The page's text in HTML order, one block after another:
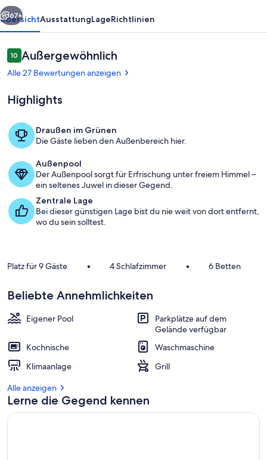
Meerblick,Pool
und
Spielzimmer
Pool
Weiter
67+
ÜbersichtAusstattungLageRichtlinien
Bewertungen
1010 von 10.
Außergewöhnlich
Alle 27 Bewertungen anzeigen
Highlights
Draußen im Grünen
Die Gäste lieben den Außenbereich hier.
Außenpool
Der Außenpool sorgt für Erfrischung unter freiem Himmel –
ein seltenes Juwel in dieser Gegend.
Zentrale Lage
Bei dieser günstigen Lage bist du nie weit von dort entfernt,
wo du sein solltest.
Platz für 9 Gäste • 4 Schlafzimmer • 6 Betten
Beliebte Annehmlichkeiten
Eigener Pool
Parkplätze auf dem
Gelände verfügbar
Kochnische
Waschmaschine
Klimaanlage
Grill
Alle anzeigen
Lerne die Gegend kennen